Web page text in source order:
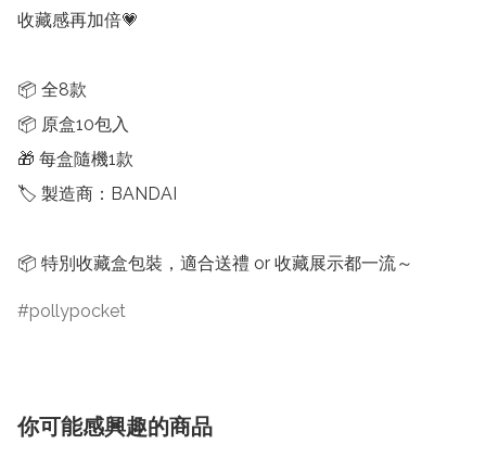
收藏感再加倍💗
📦 全8款
📦 原盒10包入
🎁 每盒隨機1款
🏷️ 製造商：BANDAI
📦 特別收藏盒包裝，適合送禮 or 收藏展示都一流～
pollypocket
你可能感興趣的商品